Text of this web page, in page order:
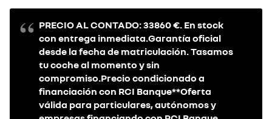
PRECIO AL CONTADO: 33860 €. En stock
con entrega inmediata.Garantía oficial
desde la fecha de matriculación. Tasamos
tu coche al momento y sin
compromiso.Precio condicionado a
financiación con RCI Banque**Oferta
válida para particulares, autónomos y